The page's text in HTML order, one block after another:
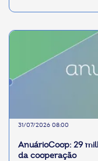
31/07/2026 08:00
AnuárioCoop: 29
da cooperação